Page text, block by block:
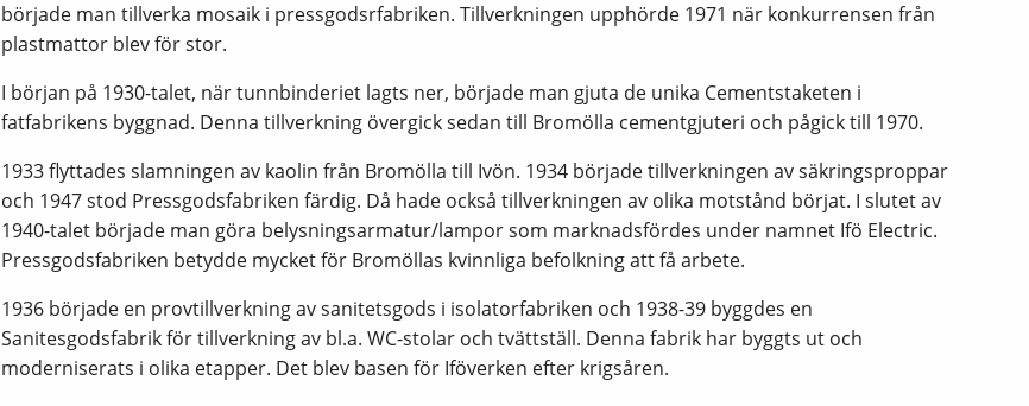
började man tillverka mosaik i pressgodsrfabriken. Tillverkningen upphörde 1971 när konkurrensen från
plastmattor blev för stor.
I början på 1930-talet, när tunnbinderiet lagts ner, började man gjuta de unika Cementstaketen i
fatfabrikens byggnad. Denna tillverkning övergick sedan till Bromölla cementgjuteri och pågick till 1970.
1933 flyttades slamningen av kaolin från Bromölla till Ivön. 1934 började tillverkningen av säkringsproppar
och 1947 stod Pressgodsfabriken färdig. Då hade också tillverkningen av olika motstånd börjat. I slutet av
1940-talet började man göra belysningsarmatur/lampor som marknadsfördes under namnet Ifö Electric.
Pressgodsfabriken betydde mycket för Bromöllas kvinnliga befolkning att få arbete.
1936 började en provtillverkning av sanitetsgods i isolatorfabriken och 1938-39 byggdes en
Sanitesgodsfabrik för tillverkning av bl.a. WC-stolar och tvättställ. Denna fabrik har byggts ut och
moderniserats i olika etapper. Det blev basen för Iföverken efter krigsåren.